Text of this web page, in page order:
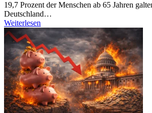
19,7 Prozent der Menschen ab 65 Jahren
Deutschland…
Weiterlesen